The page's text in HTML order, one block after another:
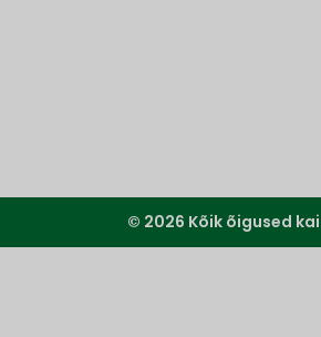
© 2026 Kõik õigused